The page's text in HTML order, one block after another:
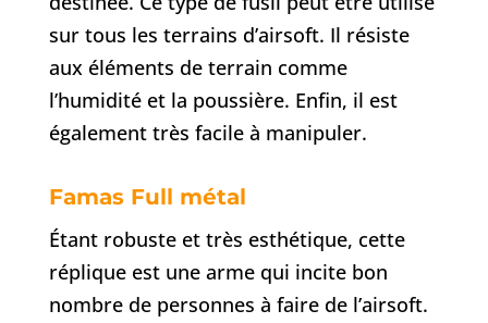
sur tous les terrains d’airsoft. Il résiste
aux éléments de terrain comme
l’humidité et la poussière. Enfin, il est
également très facile à manipuler.
Famas Full métal
Étant robuste et très esthétique, cette
réplique est une arme qui incite bon
nombre de personnes à faire de l’airsoft.